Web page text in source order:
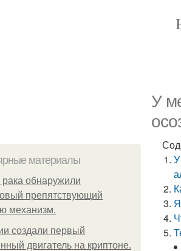
У
материалы
рака обнаружили
препятствующий
механизм.
создали первый
двигатель на криптоне.